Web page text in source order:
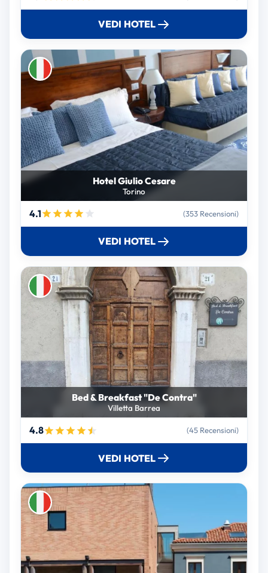
VEDI HOTEL
Hotel Giulio Cesare
Torino
4.1 (353 Recensioni)
VEDI HOTEL
Bed & Breakfast "De Contra"
Villetta Barrea
4.8 (45 Recensioni)
VEDI HOTEL